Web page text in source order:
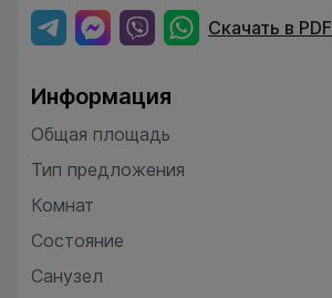
Скачать в PDF
Информация
Общая площадь
Тип предложения
Комнат
Состояние
Санузел